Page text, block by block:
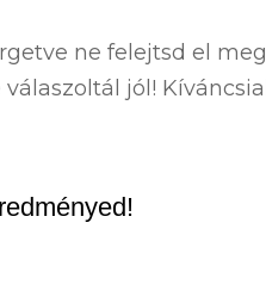
ne felejtsd el
válaszoltál jól!